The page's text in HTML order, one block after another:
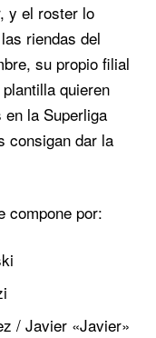
y el roster lo
riendas del
su propio filial
quieren
la Superliga
consigan dar la
compone por:
/ Javier «Javier»